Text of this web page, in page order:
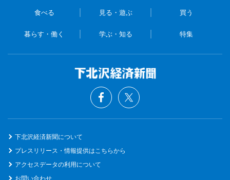
食べる 見る・遊ぶ 買う
暮らす・働く 学ぶ・知る 特集
下北沢経済新聞について
プレスリリース・情報提供はこちらから
アクセスデータの利用について
お問い合わせ